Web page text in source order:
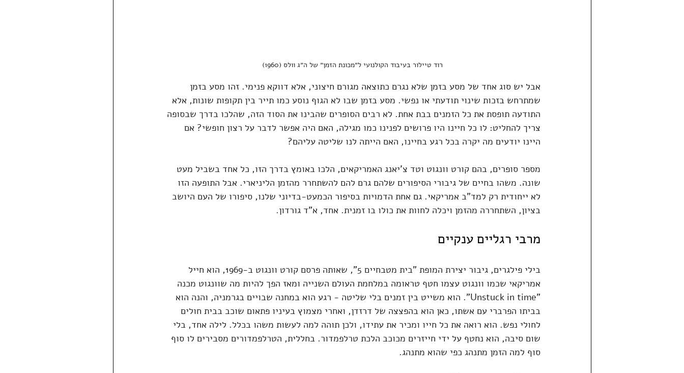
רוד טיילור בעיבוד הקולנועי ל״מכונת הזמן״ של ה״ג וולס (1960)
אבל יש סוג אחד של מסע בזמן שלא נגרם כתוצאה מגורם חיצוני, אלא דווקא פנימי. זהו מסע בזמן
שמתרחש בזכות שינוי תודעתי או נפשי. מסע בזמן שבו לא הגוף נוסע כמו תייר בין תקופות שונות, אלא
התודעה תופסת את כל הזמנים בבת אחת. לא רבים הסופרים שהבינו את הסוד הזה, שהלכו בדרך שבסופה
צריך להחליט: לו כל חיינו היו פרושים לפנינו כמו מגילה, האם היה אפשר לדבר על רצון חופשי? אם
היינו יודעים מה יקרה בכל רגע בחיינו, האם הייתה לנו שליטה עליהם?
מספר סופרים, בהם קורט וונגוט וטד צ'יאנג האמריקאים, הלכו באומץ בדרך הזו, כל אחד בשביל מעט
שונה. משהו בחיים של גיבורי הסיפורים שלהם גרם להם להשתחרר מהזמן הליניארי. אבל התופעה הזו
לא ייחודית רק למד"ב אמריקאי. גם אחת הדמויות בסיפור הכמעט-בדיוני שלנו, סיפורו של העם היושב
בציון, השתחררה מהזמן ויכלה לחוות את כולו בו זמנית. אחד, א"ד גורדון.
מרבי רגליים ענקיים
בילי פילגרים, גיבור יצירת המופת "בית מטבחיים 5", שאותה פרסם קורט וונגוט ב-1969, הוא חייל
אמריקאי שכמו וונגוט עצמו חטף טראומה במלחמת העולם השנייה ומאז הפך להיות מה שוונגוט מכנה
"Unstuck in time". הוא משייט בין זמנים בלי שליטה - רגע הוא במחנה שבויים בגרמניה, והנה הוא
בביתו הפרברי עם אשתו, כאן הוא בהפצצה של דרזדן, ואחרי מצמוץ בעיניו פתאום שוכב בבית חולים
לחולי נפש. הוא רואה את כל חייו ומכיר את עתידו, ולכן תוהה למה לעשות משהו בכלל. לילה אחד, בלי
שום סיבה, הוא נחטף על ידי חייזרים מכוכב הלכת טרלפמדור. בחללית, הטרלפמדורים מסבירים לו סוף
סוף למה הזמן מתנהג כפי שהוא מתנהג.